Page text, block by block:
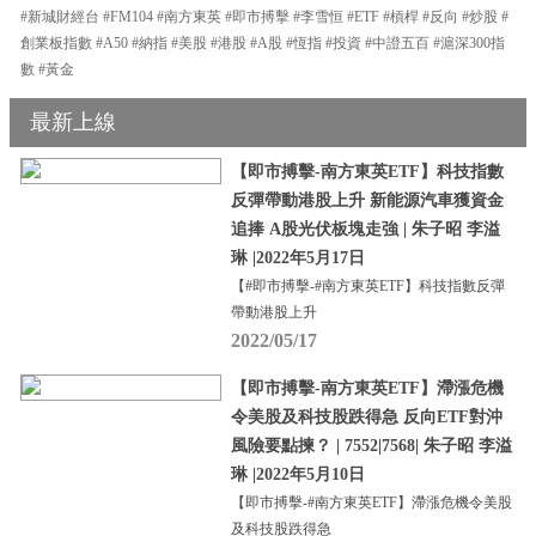
#新城財經台 #FM104 #南方東英 #即市搏擊 #李雪恒 #ETF #槓桿 #反向 #炒股 #
創業板指數 #A50 #納指 #美股 #港股 #A股 #恆指 #投資 #中證五百 #滬深300指
數 #黃金
最新上線
【即市搏擊-南方東英ETF】科技指數
反彈帶動港股上升 新能源汽車獲資金
追捧 A股光伏板塊走強 | 朱子昭 李溢
琳 |2022年5月17日
【#即市搏擊-#南方東英ETF】科技指數反彈
帶動港股上升
2022/05/17
【即市搏擊-南方東英ETF】滯漲危機
令美股及科技股跌得急 反向ETF對沖
風險要點揀？ | 7552|7568| 朱子昭 李溢
琳 |2022年5月10日
【即市搏擊-#南方東英ETF】滯漲危機令美股
及科技股跌得急